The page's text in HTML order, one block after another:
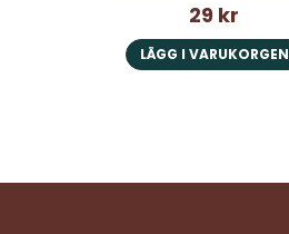
29 kr
LÄGG I VARUKORGEN